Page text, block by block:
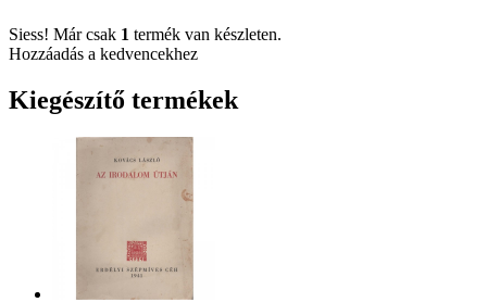
Siess! Már csak 1 termék van készleten.
Hozzáadás a kedvencekhez
Kiegészítő termékek